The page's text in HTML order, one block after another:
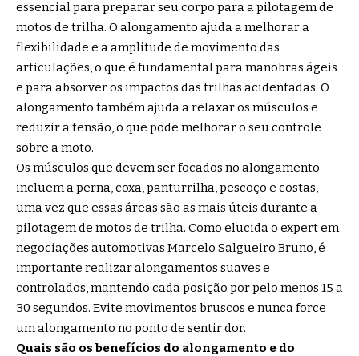
essencial para preparar seu corpo para a pilotagem de
motos de trilha. O alongamento ajuda a melhorar a
flexibilidade e a amplitude de movimento das
articulações, o que é fundamental para manobras ágeis
e para absorver os impactos das trilhas acidentadas. O
alongamento também ajuda a relaxar os músculos e
reduzir a tensão, o que pode melhorar o seu controle
sobre a moto.
Os músculos que devem ser focados no alongamento
incluem a perna, coxa, panturrilha, pescoço e costas,
uma vez que essas áreas são as mais úteis durante a
pilotagem de motos de trilha. Como elucida o expert em
negociações automotivas Marcelo Salgueiro Bruno, é
importante realizar alongamentos suaves e
controlados, mantendo cada posição por pelo menos 15 a
30 segundos. Evite movimentos bruscos e nunca force
um alongamento no ponto de sentir dor.
Quais são os benefícios do alongamento e do